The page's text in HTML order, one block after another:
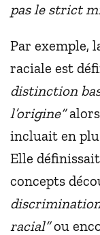
pas le strict
Par exemple,
raciale est
distinction
l’origine”
incluait en
Elle
concepts
racial”ou